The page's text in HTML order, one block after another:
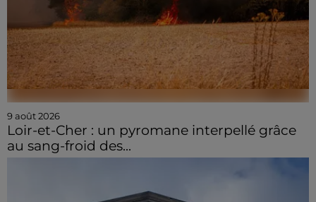
9 août 2026
Loir-et-Cher : un pyromane interpellé grâce
au sang-froid des...